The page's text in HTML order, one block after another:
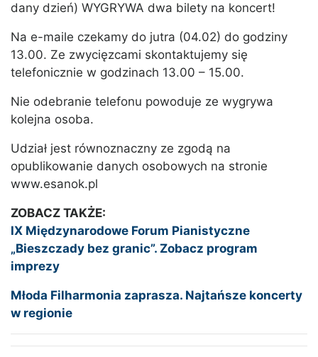
dany dzień) WYGRYWA dwa bilety na koncert!
Na e-maile czekamy do jutra (04.02) do godziny
13.00. Ze zwycięzcami skontaktujemy się
telefonicznie w godzinach 13.00 – 15.00.
Nie odebranie telefonu powoduje ze wygrywa
kolejna osoba.
Udział jest równoznaczny ze zgodą na
opublikowanie danych osobowych na stronie
www.esanok.pl
ZOBACZ TAKŻE:
IX Międzynarodowe Forum Pianistyczne
„Bieszczady bez granic”. Zobacz program
imprezy
Młoda Filharmonia zaprasza. Najtańsze koncerty
w regionie